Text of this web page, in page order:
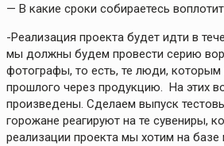
— В какие сроки собираетесь
-Реализация проекта будет идти в
мы должны будем провести серию
фотографы, то есть, те люди, которым
прошлого через продукцию. На этих
произведены. Сделаем выпуск
горожане реагируют на те сувениры,
реализации проекта мы хотим на